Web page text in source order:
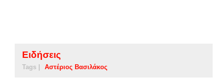
Ειδήσεις
Tags | Αστέριος Βασιλάκος